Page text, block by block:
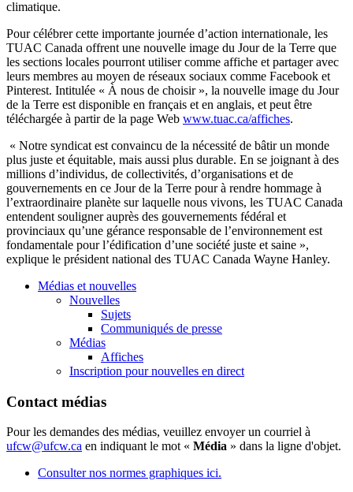
climatique.
Pourcélébrer cette importante journée d’action internationale, les
TUAC Canada offrent une nouvelle image du Jour de la Terre que
les sections locales pourront utiliser comme affiche et partager avec
leurs membres au moyen de réseaux sociaux comme Facebook et
Pinterest. Intitulée « À nous de choisir», la nouvelle image du Jour
de la Terre est disponible en français et en anglais, et peut être
téléchargée à partirde la page Web www.tuac.ca/affiches.
« Notre syndicat est convaincu de la nécessité de bâtir un monde
plus juste et équitable, mais aussi plus durable. En se joignant à des
millions d’individus, de collectivités, d’organisations et de
gouvernements en ce Jour de la Terre pour à rendre hommage à
l’extraordinaire planète sur laquelle nous vivons, les TUAC Canada
entendent souligner auprès des gouvernements fédéral et
provinciaux qu’une gérance responsable de l’environnement est
fondamentale pour l’édification d’une société juste et saine »,
explique le président national des TUAC Canada Wayne Hanley.
Médias et nouvelles
Nouvelles
Sujets
Communiqués de presse
Médias
Affiches
Inscription pour nouvelles en direct
Contact médias
Pour les demandes des médias, veuillez envoyer un courriel à
ufcw@ufcw.ca en indiquant le mot « Média » dans la ligne d'objet.
Consulter nos normes graphiques ici.